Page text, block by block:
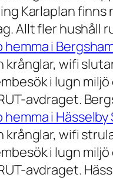
Karlaplan
Allt fler hushåll
hemma i
krånglar, wifi
i lugn
avdraget.
hemma i
krånglar, wifi
i lugn
avdraget.